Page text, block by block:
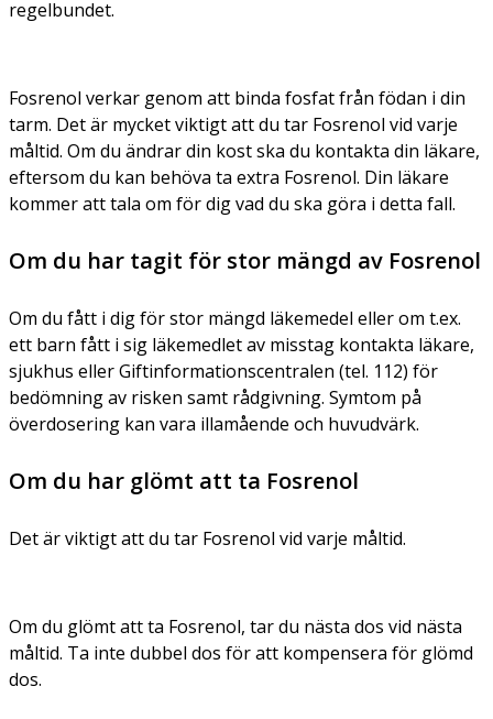
regelbundet.
Fosrenol verkar genom att binda fosfat från födan i din
tarm. Det är mycket viktigt att du tar Fosrenol vid varje
måltid. Om du ändrar din kost ska du kontakta din läkare,
eftersom du kan behöva ta extra Fosrenol. Din läkare
kommer att tala om för dig vad du ska göra i detta fall.
Om du har tagit för stor mängd av Fosrenol
Om du fått i dig för stor mängd läkemedel eller om t.ex.
ett barn fått i sig läkemedlet av misstag kontakta läkare,
sjukhus eller Giftinformationscentralen (tel. 112) för
bedömning av risken samt rådgivning. Symtom på
överdosering kan vara illamående och huvudvärk.
Om du har glömt att ta Fosrenol
Det är viktigt att du tar Fosrenol vid varje måltid.
Om du glömt att ta Fosrenol, tar du nästa dos vid nästa
måltid. Ta inte dubbel dos för att kompensera för glömd
dos.